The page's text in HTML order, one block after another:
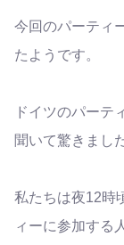
今回のパーティ
たようです。
ドイツのパーテ
聞いて驚きまし
私たちは夜12時
ィーに参加する